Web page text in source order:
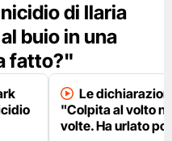
di Ilaria
buio in una
fatto?"
Le
"Colpita al volto
volte. Ha urlato